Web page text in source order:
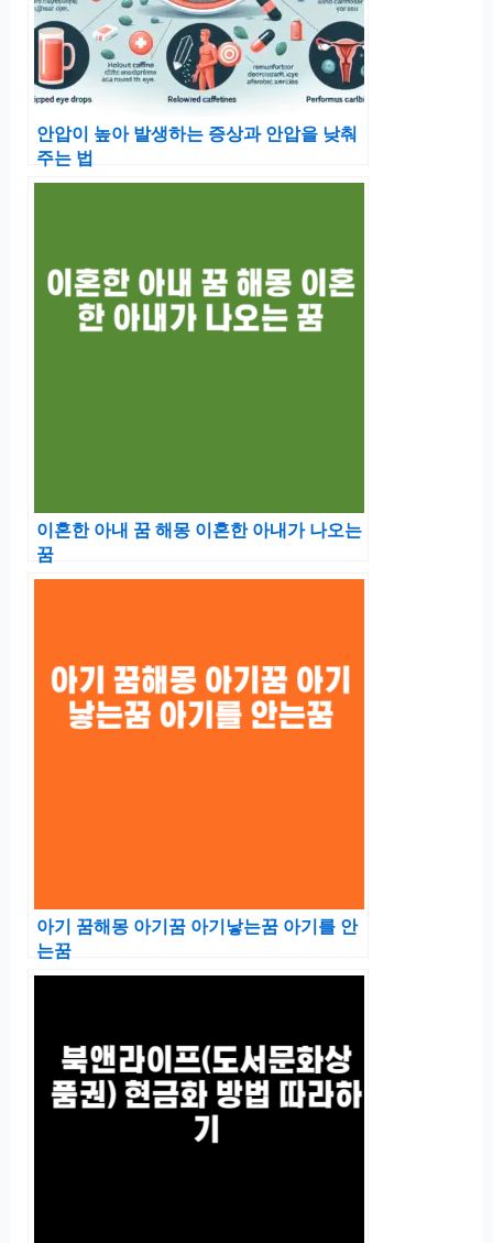
안압이 높아 발생하는 증상과 안압을 낮춰
주는 법
이혼한 아내 꿈 해몽 이혼한 아내가 나오는
꿈
아기 꿈해몽 아기꿈 아기낳는꿈 아기를 안
는꿈